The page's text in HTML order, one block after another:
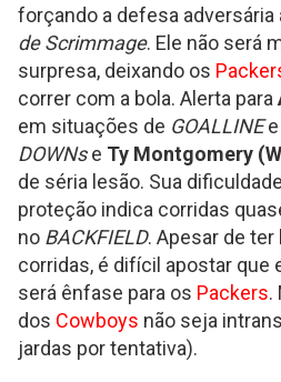
forçando a defesa adversária
de Scrimmage. Ele não será
surpresa, deixando os
correr com a bola. Alerta para
em situações de GOALLINEe
DOWNse Ty Montgomery
de séria lesão. Sua
proteção indica corridas
no BACKFIELD. Apesar de
corridas, é difícil apostar que
será ênfase para os Packers.
dos Cowboys não seja
jardas por tentativa).